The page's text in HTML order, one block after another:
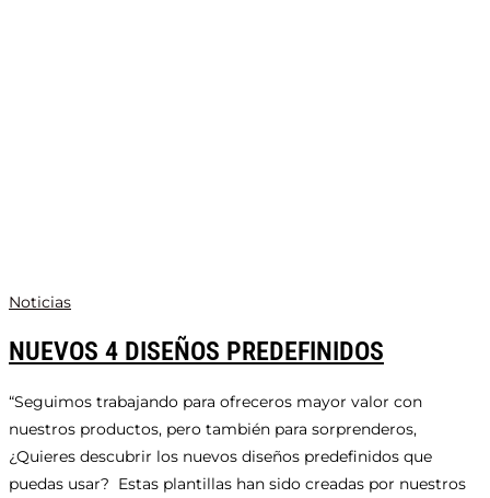
Noticias
NUEVOS 4 DISEÑOS PREDEFINIDOS
“Seguimos trabajando para ofreceros mayor valor con
nuestros productos, pero también para sorprenderos,
¿Quieres descubrir los nuevos diseños predefinidos que
puedas usar? Estas plantillas han sido creadas por nuestros